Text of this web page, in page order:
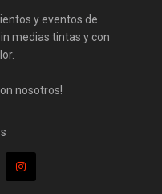
y eventos de
medias tintas y con
nosotros!